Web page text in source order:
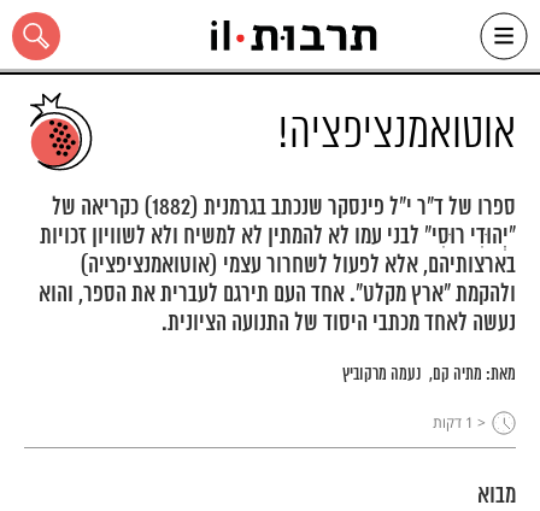
Skip
content
כל האתר
אוטואמנציפציה!
ספרו של ד"ר י"ל פינסקר שנכתב בגרמנית (1882) כקריאה של
"יְהוּדִי רוּסִי" לבני עמו לא להמתין לא למשיח ולא לשוויון זכויות
בארצותיהם, אלא לפעול לשחרור עצמי (אוטואמנציפציה)
ולהקמת "ארץ מקלט". אחד העם תירגם לעברית את הספר, והוא
נעשה לאחד מכתבי היסוד של התנועה הציונית.
מאת: מתיה קם נעמה מרקוביץ
< 1 דקות
מבוא